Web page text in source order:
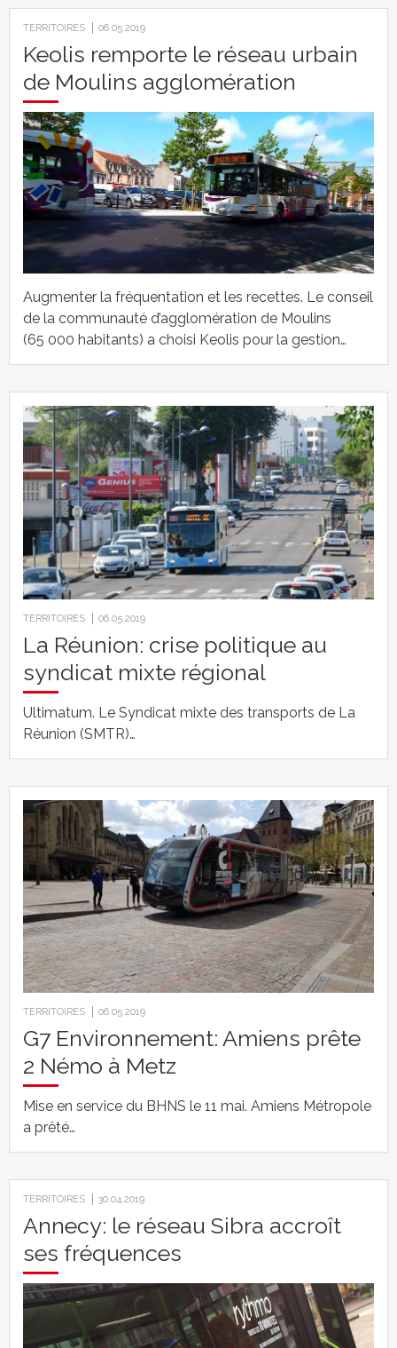
TERRITOIRES 06.05.2019
Keolis remporte le réseau urbain
de Moulins agglomération
Augmenter la fréquentation et les recettes. Le conseil
de la communauté d’agglomération de Moulins
(65 000 habitants) a choisi Keolis pour la gestion…
TERRITOIRES 06.05.2019
La Réunion: crise politique au
syndicat mixte régional
Ultimatum. Le Syndicat mixte des transports de La
Réunion (SMTR)…
TERRITOIRES 06.05.2019
G7 Environnement: Amiens prête
2 Némo à Metz
Mise en service du BHNS le 11 mai. Amiens Métropole
a prêté…
TERRITOIRES 30.04.2019
Annecy: le réseau Sibra accroît
ses fréquences